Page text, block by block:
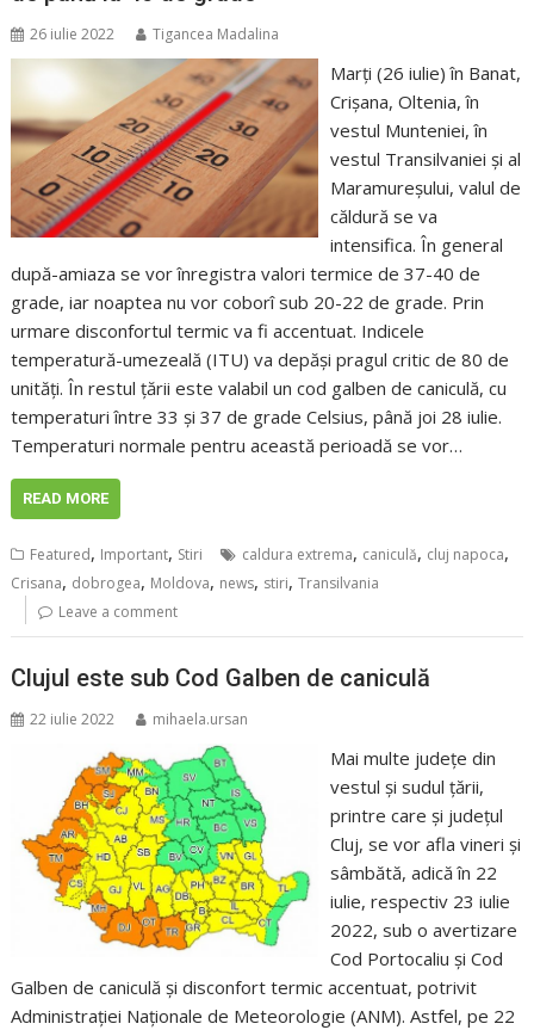
26 iulie 2022 Tigancea Madalina
Marți (26 iulie) în Banat,
Crișana, Oltenia, în
vestul Munteniei, în
vestul Transilvaniei și al
Maramureșului, valul de
căldură se va
intensifica. În general
după-amiaza se vor înregistra valori termice de 37-40 de
grade, iar noaptea nu vor coborî sub 20-22 de grade. Prin
urmare disconfortul termic va fi accentuat. Indicele
temperatură-umezeală (ITU) va depăși pragul critic de 80 de
unități. În restul țării este valabil un cod galben de caniculă, cu
temperaturi între 33 și 37 de grade Celsius, până joi 28 iulie.
Temperaturi normale pentru această perioadă se vor…
READ MORE
Featured, Important, Stiri caldura extrema, caniculă, cluj napoca,
Crisana, dobrogea, Moldova, news, stiri,Transilvania
Leave a comment
Clujul este sub Cod Galben de caniculă
22 iulie 2022 mihaela.ursan
Mai multe judeţe din
vestul şi sudul ţării,
printre care și județul
Cluj, se vor afla vineri şi
sâmbătă, adică în 22
iulie, respectiv 23 iulie
2022, sub o avertizare
Cod Portocaliu și Cod
Galben de caniculă şi disconfort termic accentuat, potrivit
Administraţiei Naţionale de Meteorologie (ANM). Astfel, pe 22